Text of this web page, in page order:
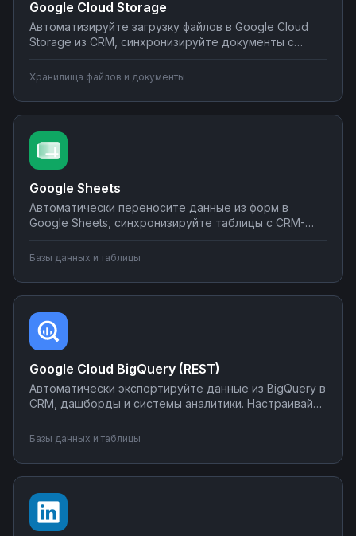
Google Cloud Storage
Автоматизируйте загрузку файлов в Google Cloud
Storage из CRM, синхронизируйте документы с
уведомления о новых файлах в мессенджеры.
Создавайте интеграции облачного хранилища без
программирования на Nodul.
Хранилища файлов и документы
Google Sheets
Автоматически переносите данные из форм в
Google Sheets, синхронизируйте таблицы с CRM-
почте или в мессенджеры. Настраивайте
простых сценариев до сложной автоматизации
аналитики.
Базы данных и таблицы
Google Cloud BigQuery (REST)
Автоматически экспортируйте данные из BigQuery в
CRM, дашборды и системы аналитики. Настраивайте
метрики с внешними сервисами, создавайте
Управляйте интеграциями BigQuery без SQL-
программирования.
Базы данных и таблицы